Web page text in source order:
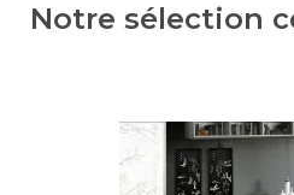
Notre sélection